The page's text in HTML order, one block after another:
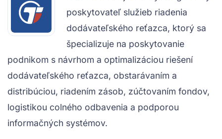
poskytovateľ služieb riadenia
dodávateľského reťazca, ktorý sa
špecializuje na poskytovanie
podnikom s návrhom a optimalizáciou riešení
dodávateľského reťazca, obstarávaním a
distribúciou, riadením zásob, zúčtovaním fondov,
logistikou colného odbavenia a podporou
informačných systémov.